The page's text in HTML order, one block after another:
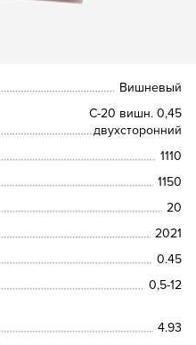
Вишневый
С-20 вишн. 0,45
двухсторонний
1110
1150
20
2021
0.45
0,5-12
4.93